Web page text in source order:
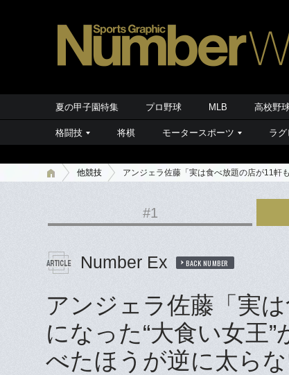
夏の甲子園特集 プロ野球 MLB 高校野
格闘技 将棋 モータースポーツ ラグ
他競技 アンジェラ佐藤「実は食べ放題の店が11軒
#1
Number Ex BACK NUMBER
アンジェラ佐藤「実
になった“大食い女王
べたほうが逆に太らな